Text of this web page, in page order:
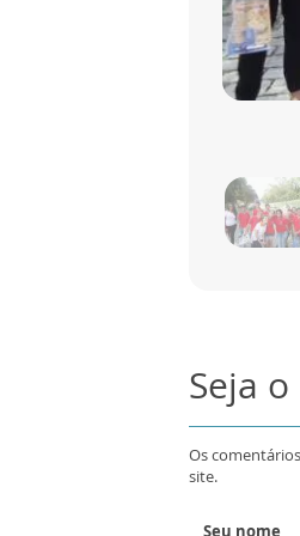
Seja
Os
site.
Seu nome